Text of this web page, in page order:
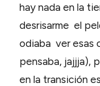
hay nada en la
desrisarme el
odiaba ver esas
pensaba, jajjja),
en la transición